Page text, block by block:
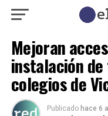
Mejoran
instalación
colegios de
Publicado hace 6